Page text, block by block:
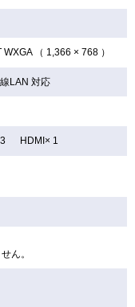
WXGA （ 1,366 × 768 ）
線LAN対応
3 HDMI× 1
ん。